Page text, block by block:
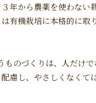
年から農薬を使わない
有機栽培に本格的に取
ものづくりは、人だけ
慮し、やさしくなくて